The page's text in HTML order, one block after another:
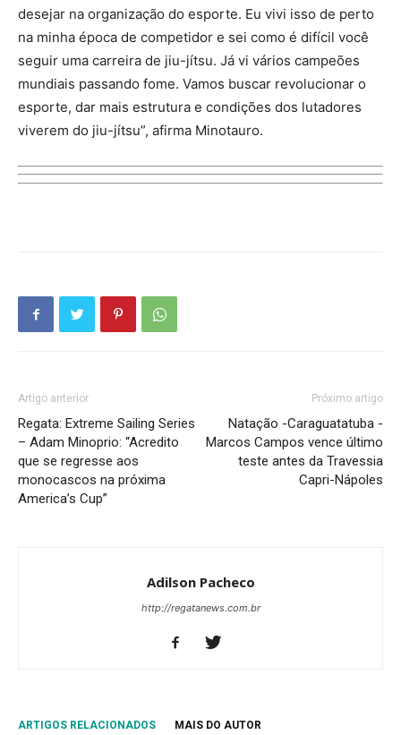
desejar na organização do esporte. Eu vivi isso de perto
na minha época de competidor e sei como é difícil você
seguir uma carreira de jiu-jítsu. Já vi vários campeões
mundiais passando fome. Vamos buscar revolucionar o
esporte, dar mais estrutura e condições dos lutadores
viverem do jiu-jítsu”, afirma Minotauro.
Artigo anterior
Regata: Extreme Sailing Series
– Adam Minoprio: “Acredito
que se regresse aos
monocascos na próxima
America’s Cup”
Próximo artigo
Natação -Caraguatatuba -
Marcos Campos vence último
teste antes da Travessia
Capri-Nápoles
Adilson Pacheco
http://regatanews.com.br
ARTIGOS RELACIONADOS MAIS DO AUTOR